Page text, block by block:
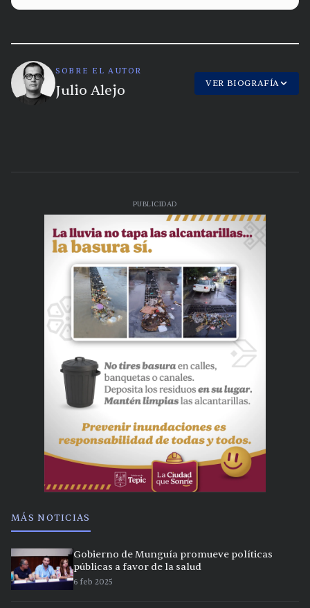
SOBRE EL AUTOR
Julio Alejo VER BIOGRAFÍA
PUBLICIDAD
MÁS NOTICIAS
Gobierno de Munguía promueve políticas
públicas a favor de la salud
6 feb 2025